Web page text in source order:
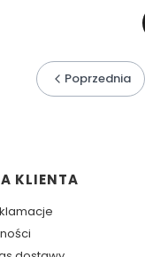
Poprzednia
KLIENTA